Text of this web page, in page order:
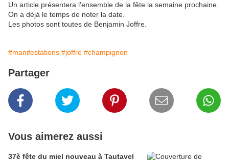
Un article présentera l'ensemble de la fête la semaine prochaine.
On a déjà le temps de noter la date.
Les photos sont toutes de Benjamin Joffre.
#manifestations #joffre #champignon
Partager
Vous aimerez aussi
37è fête du miel nouveau à Tautavel